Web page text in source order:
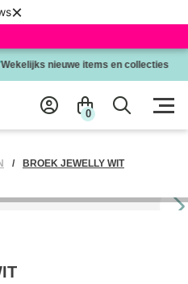
×
nieuwe items en collecties
0
BROEK JEWELLY WIT